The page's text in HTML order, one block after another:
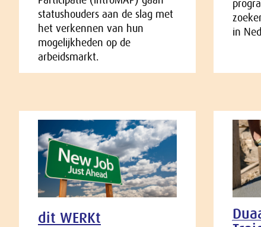
statushouders aan de slag met
het verkennen van hun
mogelijkheden op de
arbeidsmarkt.
in
dit WERKt